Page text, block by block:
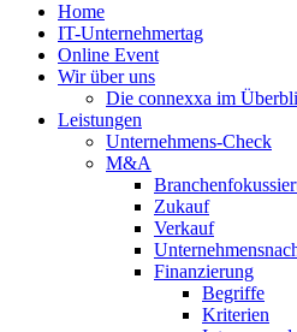
Home
IT-Unternehmertag
Online Event
Wir über uns
Die connexxa im
Leistungen
Unternehmens-Check
M&A
Zukauf
Verkauf
Finanzierung
Begriffe
Kriterien